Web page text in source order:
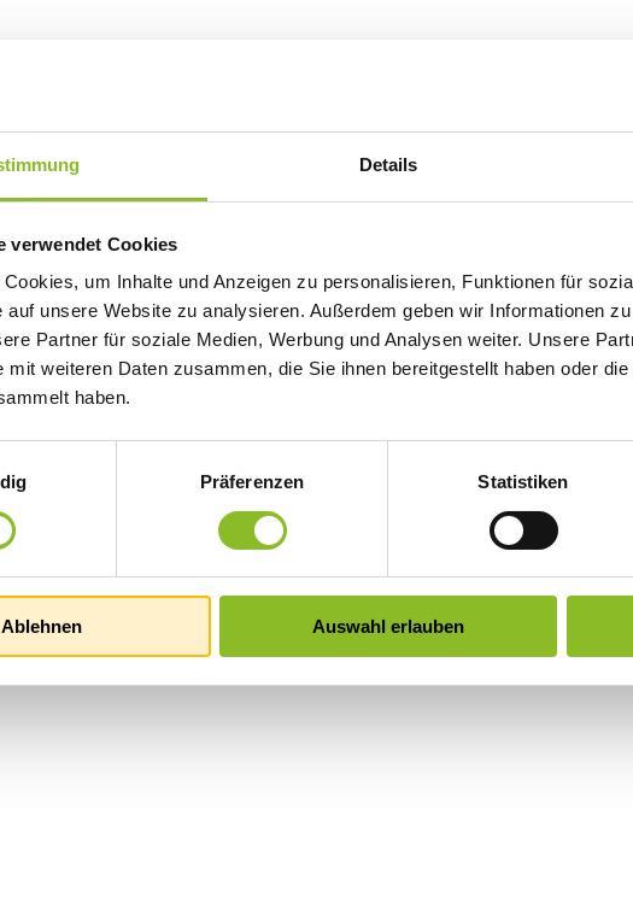
Details
verwendet Cookies
um Inhalte und Anzeigen zu personalisieren, Funktionen für
auf unsere Website zu analysieren. Außerdem geben wir Informationen
Partner für soziale Medien, Werbung und Analysen weiter. Unsere
mit weiteren Daten zusammen, die Sie ihnen bereitgestellt haben oder
haben.
Präferenzen Statistiken
Ablehnen Auswahl erlauben